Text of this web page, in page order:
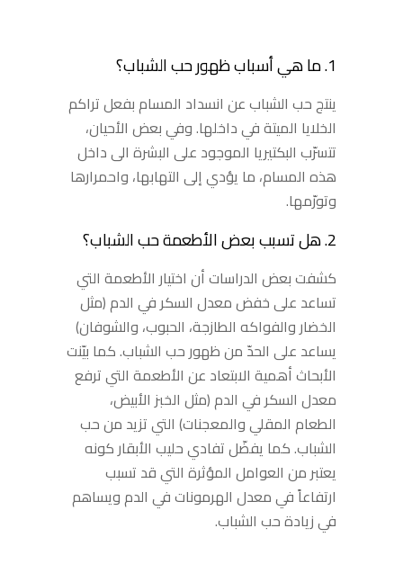
1. ما هي أسباب ظهور حب الشباب؟
ينتج حب الشباب عن انسداد المسام بفعل تراكم
الخلايا الميتة في داخلها. وفي بعض الأحيان،
تتسرّب البكتيريا الموجود على البشرة الى داخل
هذه المسام، ما يؤدي إلى التهابها، واحمرارها
وتورّمها.
2. هل تسبب بعض الأطعمة حب الشباب؟
كشفت بعض الدراسات أن اختيار الأطعمة التي
تساعد على خفض معدل السكر في الدم (مثل
الخضار والفواكه الطازجة، الحبوب، والشوفان)
يساعد على الحدّ من ظهور حب الشباب. كما بيّنت
الأبحاث أهمية الابتعاد عن الأطعمة التي ترفع
معدل السكر في الدم (مثل الخبز الأبيض،
الطعام المقلي والمعجنات) التي تزيد من حب
الشباب. كما يفضّل تفادي حليب الأبقار كونه
يعتبر من العوامل المؤثرة التي قد تسبب
ارتفاعاً في معدل الهرمونات في الدم ويساهم
في زيادة حب الشباب.